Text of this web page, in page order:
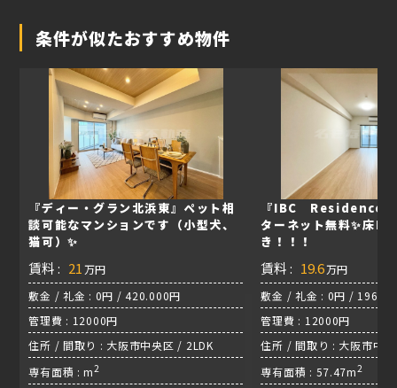
条件が似たおすすめ物件
『ディー・グラン北浜東』ペット相
談可能なマンションです（小型犬、
猫可）✨
賃料 : 21 万円
敷金 / 礼金 : 0円 / 420.000円
管理費 : 12000円
住所 / 間取り : 大阪市中央区 / 2LDK
専有面積 : m2
『IBC Residence
ターネット無料✨床暖
き！！！
賃料 : 19.6万円
敷金 / 礼金 : 0円 /
管理費 : 12000円
住所 / 間取り : 大阪市中
専有面積 : 57.47m2